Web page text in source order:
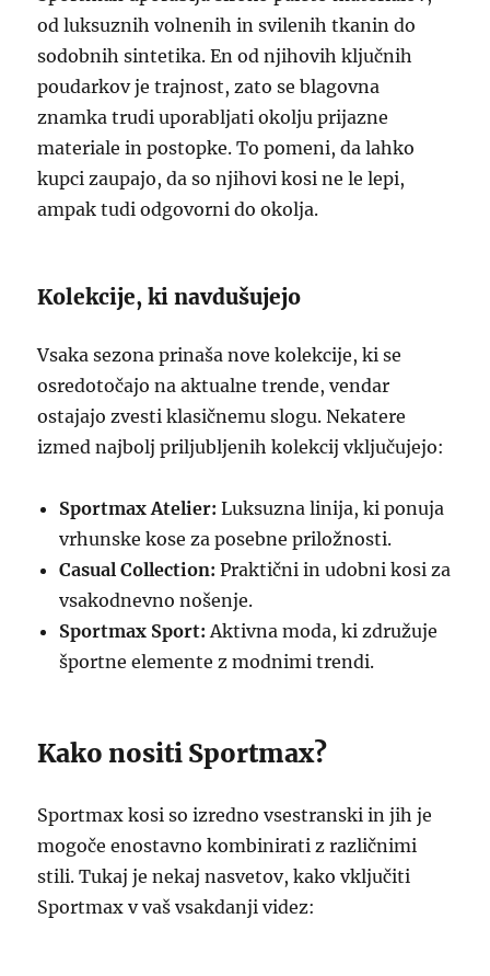
od luksuznih volnenih in svilenih tkanin do
sodobnih sintetika. En od njihovih ključnih
poudarkov je trajnost, zato se blagovna
znamka trudi uporabljati okolju prijazne
materiale in postopke. To pomeni, da lahko
kupci zaupajo, da so njihovi kosi ne le lepi,
ampak tudi odgovorni do okolja.
Kolekcije, ki navdušujejo
Vsaka sezona prinaša nove kolekcije, ki se
osredotočajo na aktualne trende, vendar
ostajajo zvesti klasičnemu slogu. Nekatere
izmed najbolj priljubljenih kolekcij vključujejo:
Sportmax Atelier: Luksuzna linija, ki ponuja
vrhunske kose za posebne priložnosti.
Casual Collection: Praktični in udobni kosi za
vsakodnevno nošenje.
Sportmax Sport: Aktivna moda, ki združuje
športne elemente z modnimi trendi.
Kako nositi Sportmax?
Sportmax kosi so izredno vsestranski in jih je
mogoče enostavno kombinirati z različnimi
stili. Tukaj je nekaj nasvetov, kako vključiti
Sportmax v vaš vsakdanji videz: